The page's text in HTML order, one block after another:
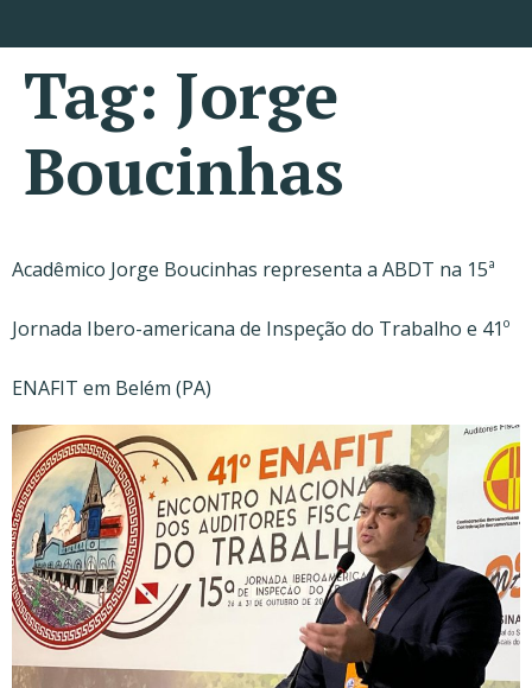
Tag: Jorge
Boucinhas
Acadêmico Jorge Boucinhas representa a ABDT na 15ª
Jornada Ibero-americana de Inspeção do Trabalho e 41º
ENAFIT em Belém (PA)